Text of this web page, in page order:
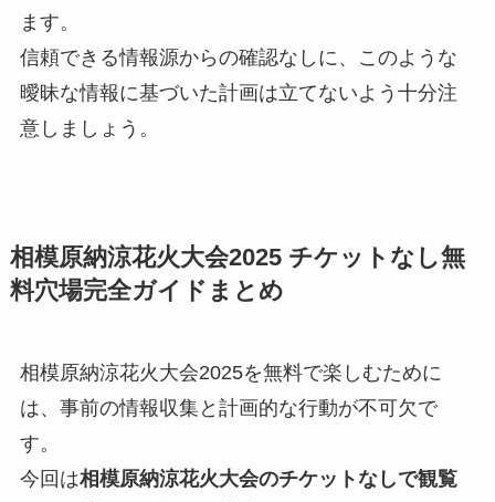
ます。
信頼できる情報源からの確認なしに、このような
曖昧な情報に基づいた計画は立てないよう十分注
意しましょう。
相模原納涼花火大会2025 チケットなし無
料穴場完全ガイドまとめ
相模原納涼花火大会2025を無料で楽しむために
は、事前の情報収集と計画的な行動が不可欠で
す。
今回は相模原納涼花火大会のチケットなしで観覧